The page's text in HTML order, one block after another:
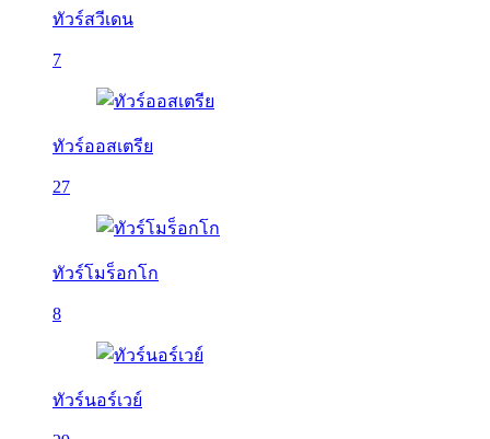
ทัวร์สวีเดน
7
ทัวร์ออสเตรีย
27
ทัวร์โมร็อกโก
8
ทัวร์นอร์เวย์